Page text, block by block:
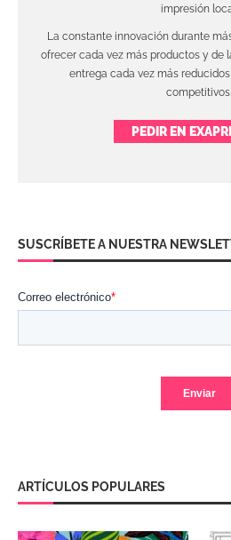
impresión
La constante innovación durante
ofrecer cada vez más productos y de
entrega cada vez más
competitivos.
PEDIR EN
SUSCRÍBETE A NUESTRA
ARTÍCULOS POPULARES